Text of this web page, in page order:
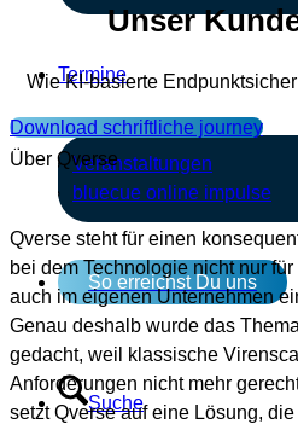
Termine
Veranstaltungen
bluecue online impulse
So erreichst Du uns
Suche
Unser
Wie KI‑basierte
Download schriftliche journey
Über Qverse
Qverse steht für einen
bei dem Technologie nicht nur
auch im eigenen Unternehmen
Genau deshalb wurde das
gedacht, weil klassische
Anforderungen nicht mehr
setzt Qverse auf eine Lösung,